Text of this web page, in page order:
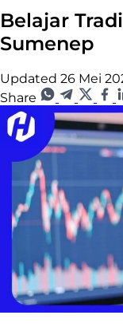
Belajar
Sumenep
Updated 26 Mei
Share